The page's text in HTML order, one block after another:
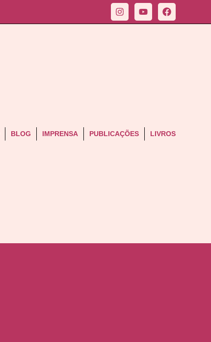
BLOG IMPRENSA PUBLICAÇÕES LIVROS